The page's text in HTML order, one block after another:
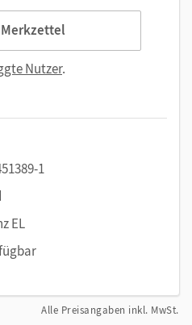
Nutzer.
1
EL
Alle Preisangaben inkl. MwSt.